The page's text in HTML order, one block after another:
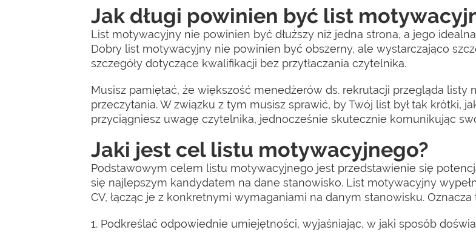
Jak długi powinien być list
List motywacyjny nie powinien być dłuższy niż jedna strona, a jego
Dobry list motywacyjny nie powinien być obszerny, ale wystarczająco
szczegóły dotyczące kwalifikacji bez przytłaczania czytelnika.
Musisz pamiętać, że większość menedżerów ds. rekrutacji przegląda
przeczytania. W związku z tym musisz sprawić, by Twój list był tak krótki,
przyciągniesz uwagę czytelnika, jednocześnie skutecznie komunikując
Jaki jest cel listu motywacyjnego?
Podstawowym celem listu motywacyjnego jest przedstawienie się
się najlepszym kandydatem na dane stanowisko. List motywacyjny
CV, łącząc je z konkretnymi wymaganiami na danym stanowisku.
1. Podkreślać odpowiednie umiejętności, wyjaśniając, w jaki sposób